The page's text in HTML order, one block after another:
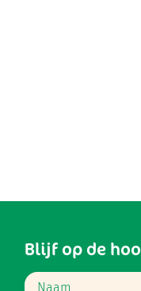
Blijf op de